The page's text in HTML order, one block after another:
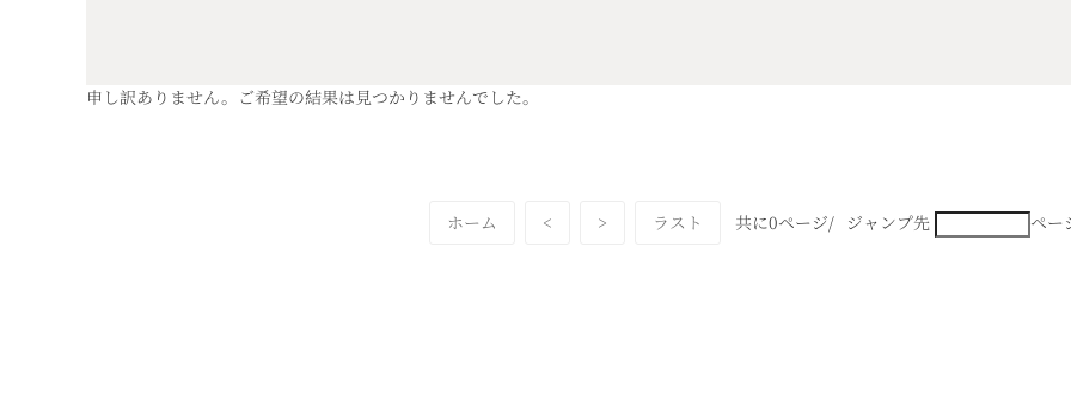
申し訳ありません。ご希望の結果は見つかりませんでした。
ホーム < > ラスト 共に0ページ/ ジャンプ先 ペ